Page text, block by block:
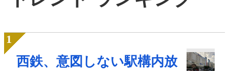
西鉄、意図しない駅構内放